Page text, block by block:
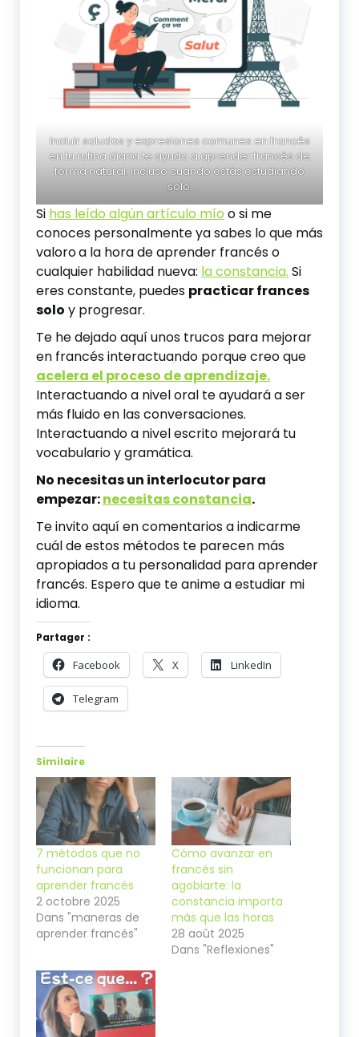
Incluir saludos y expresiones comunes en francés
en tu rutina diaria te ayuda a aprender francés de
forma natural, incluso cuando estás estudiando
solo.
Si has leído algún artículo mío o si me
conoces personalmente ya sabes lo que más
valoroa la hora de aprender francés o
cualquier habilidad nueva: la constancia. Si
eres constante, puedes practicar frances
solo y progresar.
Te he dejado aquí unos trucos para mejorar
en francés interactuando porque creo que
acelera el proceso de aprendizaje.
Interactuando a nivel oral te ayudará a ser
más fluido en las conversaciones.
Interactuando a nivel escrito mejorará tu
vocabulario y gramática.
No necesitas un interlocutor para
empezar:necesitas constancia.
Te invito aquí en comentarios a indicarme
cuál de estos métodos te parecen más
apropiados a tu personalidad para aprender
francés. Espero que te anime a estudiar mi
idioma.
Partager :
Facebook X LinkedIn
Telegram
Similaire
7 métodos que no
funcionan para
aprender francés
2 octobre 2025
Dans "maneras de
aprender francés"
Cómo avanzar en
francés sin
agobiarte: la
constancia importa
más que las horas
28 août 2025
Dans "Reflexiones"